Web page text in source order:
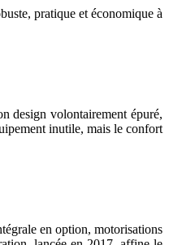
pratique et économique à
design volontairement épuré,
inutile, mais le confort
en option, motorisations